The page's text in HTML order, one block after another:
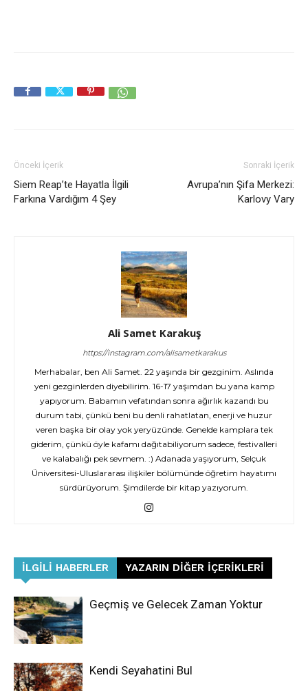
Önceki İçerik
Siem Reap’te Hayatla İlgili
Farkına Vardığım 4 Şey
Sonraki İçerik
Avrupa’nın Şifa Merkezi:
Karlovy Vary
Ali Samet Karakuş
https://instagram.com/alisametkarakus
Merhabalar, ben Ali Samet. 22 yaşında bir gezginim. Aslında
yeni gezginlerden diyebilirim. 16-17 yaşımdan bu yana kamp
yapıyorum. Babamın vefatından sonra ağırlık kazandı bu
durum tabi, çünkü beni bu denli rahatlatan, enerji ve huzur
veren başka bir olay yok yeryüzünde. Genelde kamplara tek
giderim, çünkü öyle kafamı dağıtabiliyorum sadece, festivalleri
ve kalabalığı pek sevmem. :) Adanada yaşıyorum, Selçuk
Üniversitesi-Uluslararası ilişkiler bölümünde öğretim hayatımı
sürdürüyorum. Şimdilerde bir kitap yazıyorum.
İLGILI HABERLER YAZARIN DIĞER İÇERIKLERI
Geçmiş ve Gelecek Zaman Yoktur
Kendi Seyahatini Bul